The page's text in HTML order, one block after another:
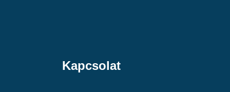
Kapcsolat